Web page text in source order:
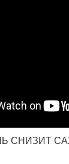
СНИЗИТ